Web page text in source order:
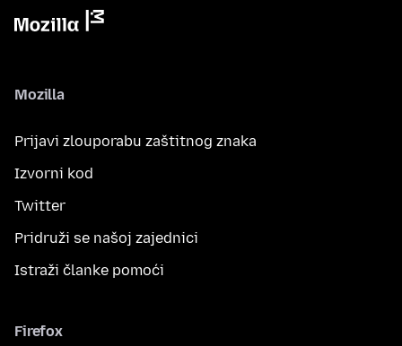
Mozilla
Prijavi zlouporabu zaštitnog znaka
Izvorni kod
Twitter
Pridruži se našoj zajednici
Istraži članke pomoći
Firefox